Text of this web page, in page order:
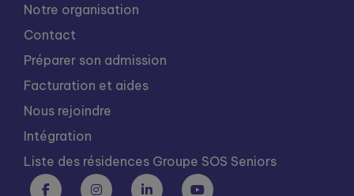
Notre organisation
Contact
Préparer son admission
Facturation et aides
Nous rejoindre
Intégration
Liste des résidences Groupe SOS Seniors